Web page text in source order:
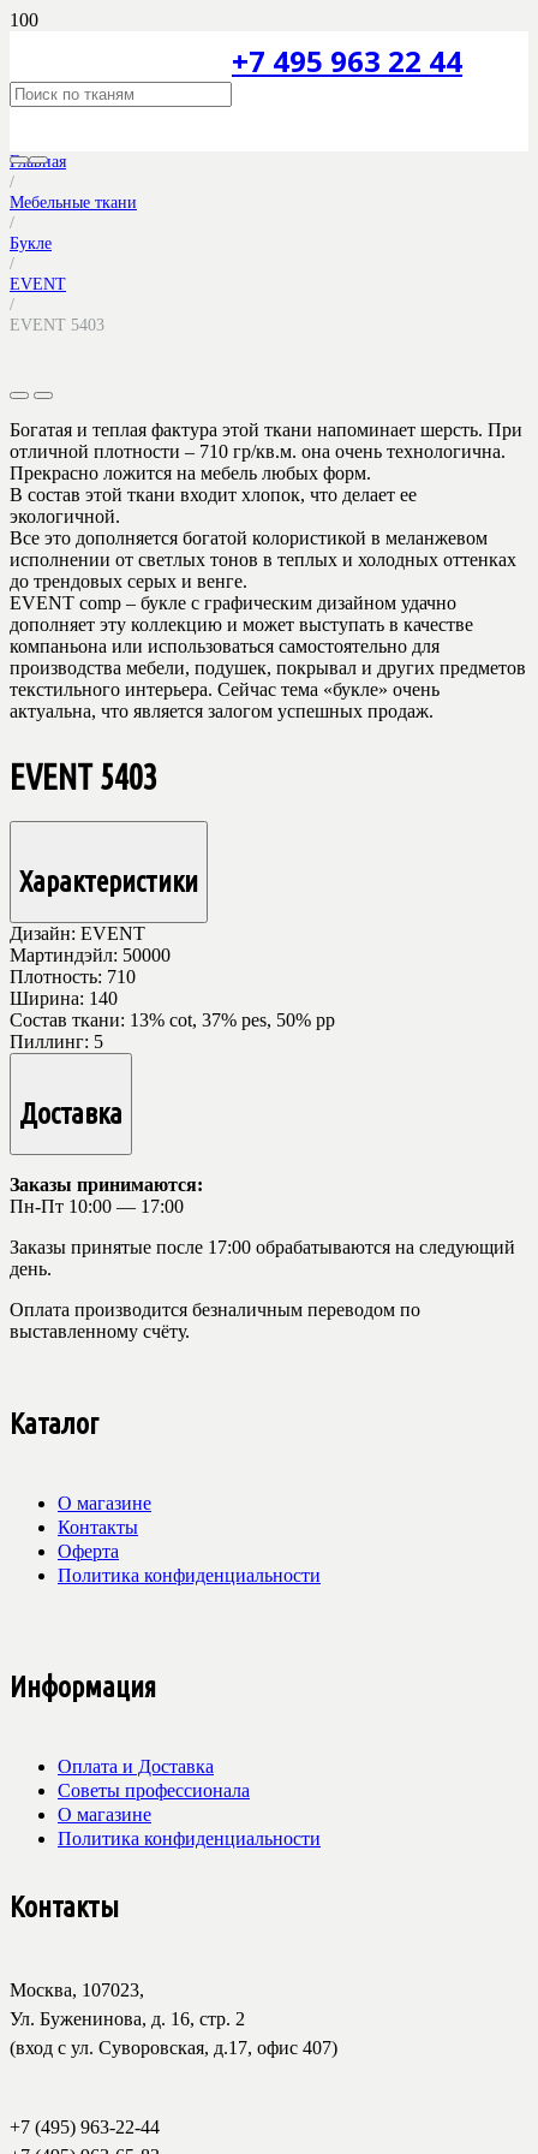
+7 495 963 22 44
Главная
/
Мебельные ткани
/
Букле
/
EVENT
/
EVENT 5403
Богатая и теплая фактура этой ткани напоминает шерсть. При
отличной плотности – 710 гр/кв.м. она очень технологична.
Прекрасно ложится на мебель любых форм.
В состав этой ткани входит хлопок, что делает ее
экологичной.
Все это дополняется богатой колористикой в меланжевом
исполнении от светлых тонов в теплых и холодных оттенках
до трендовых серых и венге.
EVENT comp – букле с графическим дизайном удачно
дополняет эту коллекцию и может выступать в качестве
компаньона или использоваться самостоятельно для
производства мебели, подушек, покрывал и других предметов
текстильного интерьера. Сейчас тема «букле» очень
актуальна, что является залогом успешных продаж.
EVENT 5403
Характеристики
Дизайн: EVENT
Мартиндэйл: 50000
Плотность: 710
Ширина: 140
Состав ткани: 13% cot, 37% pes, 50% pp
Пиллинг: 5
Доставка
Заказы принимаются:
Пн-Пт 10:00 — 17:00
Заказы принятые после 17:00 обрабатываются на следующий
день.
Оплата производится безналичным переводом по
выставленному счёту.
Каталог
О магазине
Контакты
Оферта
Политика конфиденциальности
Информация
Оплата и Доставка
Советы профессионала
О магазине
Политика конфиденциальности
Контакты
Москва, 107023,
Ул. Буженинова, д. 16, стр. 2
(вход с ул. Суворовская, д.17, офис 407)
+7 (495) 963-22-44